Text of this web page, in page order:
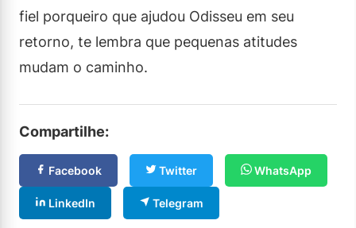
fiel porqueiro que ajudou Odisseu em seu
retorno, te lembra que pequenas atitudes
mudam o caminho.
Compartilhe:
Facebook Twitter WhatsApp
LinkedIn Telegram